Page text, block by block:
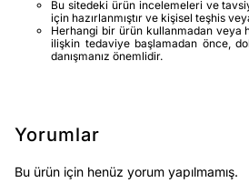
Bu sitedeki ürün incelemeleri ve
için hazırlanmıştır ve kişisel teşhis
Herhangi bir ürün kullanmadan veya
ilişkin tedaviye başlamadan önce,
danışmanız önemlidir.
Yorumlar
Bu ürün için henüz yorum yapılmamış.